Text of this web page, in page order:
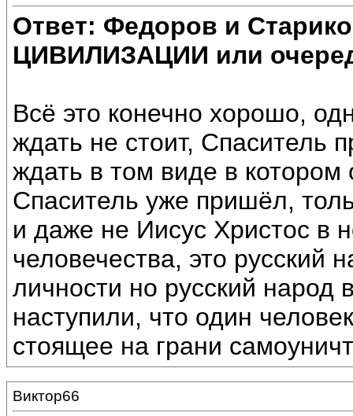
Ответ: Федоров и
ЦИВИЛИЗАЦИИ или
Всё это конечно хорошо,
ждать не стоит, Спаситель
ждать в том виде в котором
Спаситель уже пришёл,
и даже не Иисус Христос в
человечества, это русский
личности но русский народ
наступили, что один
стоящее на грани
Виктор66